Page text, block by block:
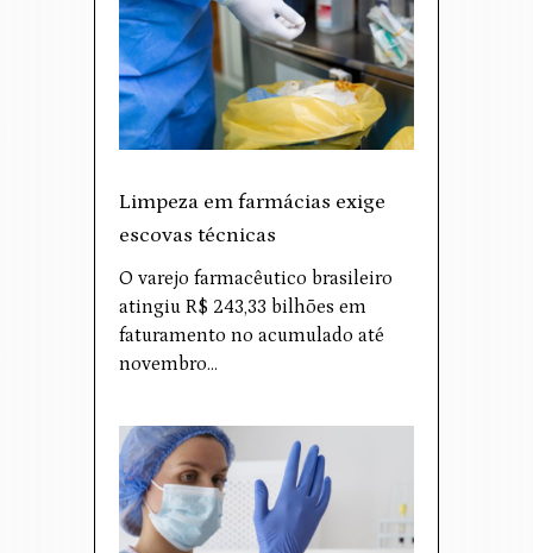
Limpeza em farmácias exige
escovas técnicas
O varejo farmacêutico brasileiro
atingiu R$ 243,33 bilhões em
faturamento no acumulado até
novembro…